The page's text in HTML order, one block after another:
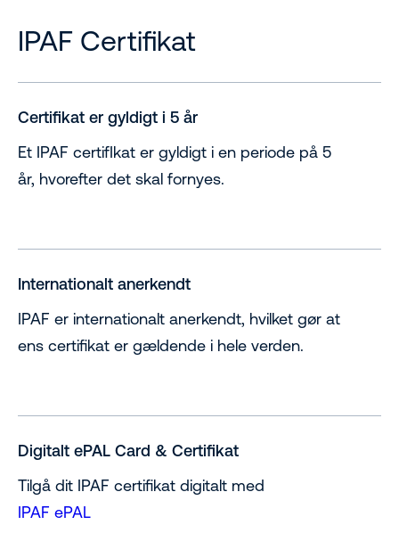
IPAF Certifikat
Certifikat er gyldigt i 5 år
Et IPAF certifIkat er gyldigt i en periode på 5
år, hvorefter det skal fornyes.
Internationalt anerkendt
IPAF er internationalt anerkendt, hvilket gør at
ens certifikat er gældende i hele verden.
Digitalt ePAL Card & Certifikat
Tilgå dit IPAF certifikat digitalt med
IPAF ePAL